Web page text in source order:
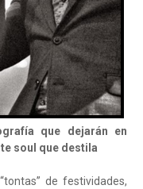
que dejarán en
soul que destila
de festividades,